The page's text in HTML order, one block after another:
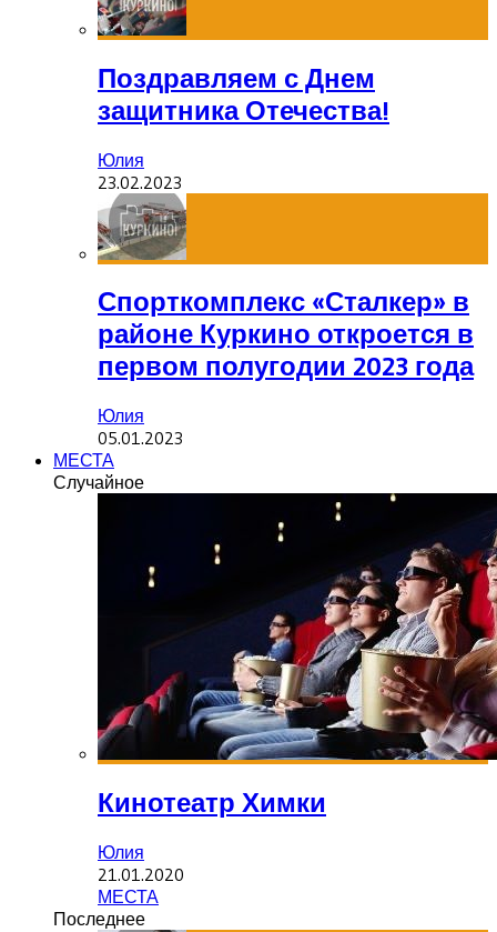
Поздравляем с Днем
защитника Отечества!
Юлия
23.02.2023
Спорткомплекс «Сталкер» в
районе Куркино откроется в
первом полугодии 2023 года
Юлия
05.01.2023
МЕСТА
Случайное
Кинотеатр Химки
Юлия
21.01.2020
МЕСТА
Последнее